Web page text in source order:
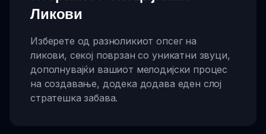
Ликови
Изберете од разноликиот опсег на
ликови, секој поврзан со уникатни звуци,
дополнувајќи вашиот мелодијски процес
на создавање, додека додава еден слој
стратешка забава.